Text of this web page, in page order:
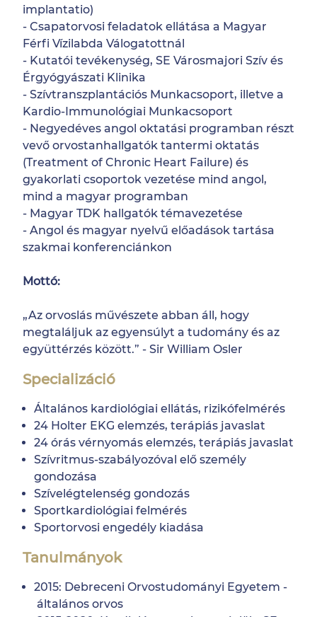
implantatio)
- Csapatorvosi feladatok ellátása a Magyar
Férfi Vízilabda Válogatottnál
- Kutatói tevékenység, SE Városmajori Szív és
Érgyógyászati Klinika
- Szívtranszplantációs Munkacsoport, illetve a
Kardio-Immunológiai Munkacsoport
- Negyedéves angol oktatási programban részt
vevő orvostanhallgatók tantermi oktatás
(Treatment of Chronic Heart Failure) és
gyakorlati csoportok vezetése mind angol,
mind a magyar programban
- Magyar TDK hallgatók témavezetése
- Angol és magyar nyelvű előadások tartása
szakmai konferenciánkon
Mottó:
„Az orvoslás művészete abban áll, hogy
megtaláljuk az egyensúlyt a tudomány és az
együttérzés között.” - Sir William Osler
Specializáció
Általános kardiológiai ellátás, rizikófelmérés
24 Holter EKG elemzés, terápiás javaslat
24 órás vérnyomás elemzés, terápiás javaslat
Szívritmus-szabályozóval elő személy
gondozása
Szívelégtelenség gondozás
Sportkardiológiai felmérés
Sportorvosi engedély kiadása
Tanulmányok
2015: Debreceni Orvostudományi Egyetem -
általános orvos